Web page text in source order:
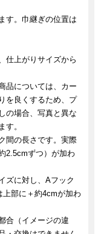
す。巾継ぎの位置は
仕上がりサイズから
品については、カー
を良くするため、プ
の場合、写真と異な
す。
間の長さです。実際
2.5cmずつ）が加わ
ズに対し、Aフック
部に＋約4cmが加わ
合（イメージの違